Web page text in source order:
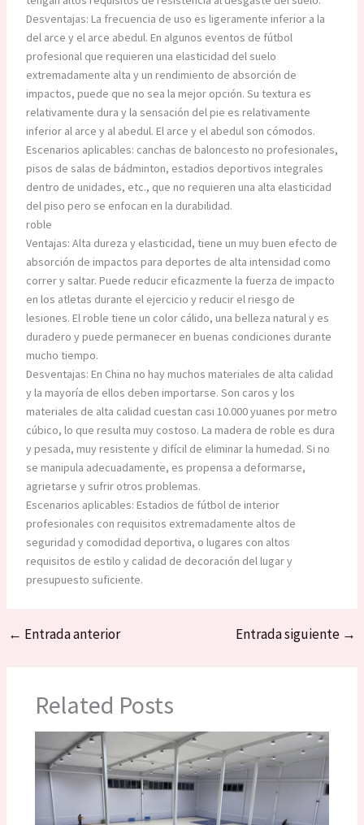
Desventajas: La frecuencia de uso es ligeramente inferior a la
del arce y el arce abedul. En algunos eventos de fútbol
profesional que requieren una elasticidad del suelo
extremadamente alta y un rendimiento de absorción de
impactos, puede que no sea la mejor opción. Su textura es
relativamente dura y la sensación del pie es relativamente
inferior al arce y al abedul. El arce y el abedul son cómodos.
Escenarios aplicables: canchas de baloncesto no profesionales,
pisos de salas de bádminton, estadios deportivos integrales
dentro de unidades, etc., que no requieren una alta elasticidad
del piso pero se enfocan en la durabilidad.
roble
Ventajas: Alta dureza y elasticidad, tiene un muy buen efecto de
absorción de impactos para deportes de alta intensidad como
correr y saltar. Puede reducir eficazmente la fuerza de impacto
en los atletas durante el ejercicio y reducir el riesgo de
lesiones. El roble tiene un color cálido, una belleza natural y es
duradero y puede permanecer en buenas condiciones durante
mucho tiempo.
Desventajas: En China no hay muchos materiales de alta calidad
y la mayoría de ellos deben importarse. Son caros y los
materiales de alta calidad cuestan casi 10.000 yuanes por metro
cúbico, lo que resulta muy costoso. La madera de roble es dura
y pesada, muy resistente y difícil de eliminar la humedad. Si no
se manipula adecuadamente, es propensa a deformarse,
agrietarse y sufrir otros problemas.
Escenarios aplicables: Estadios de fútbol de interior
profesionales con requisitos extremadamente altos de
seguridad y comodidad deportiva, o lugares con altos
requisitos de estilo y calidad de decoración del lugar y
presupuesto suficiente.
← Entrada anterior Entrada siguiente →
Related Posts